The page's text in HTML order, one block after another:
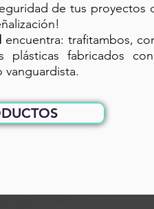
de tus proyectos
encuentra: trafitambos,
plásticas fabricados